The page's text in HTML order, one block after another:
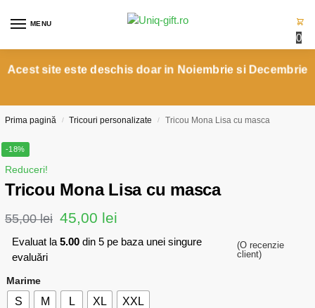
MENU
0
Acest site este deschis doar in Noiembrie si Decembrie
Prima pagină / Tricouri personalizate / Tricou Mona Lisa cu masca
Reduceri!
Tricou Mona Lisa cu masca
55,00lei 45,00 lei
-18%
Evaluat la 5.00 din 5 pe baza unei singure
evaluări
(O recenzie
client)
Marime
S M L XL XXL